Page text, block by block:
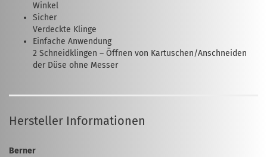
Winkel
Sicher
Verdeckte Klinge
Einfache Anwendung
2 Schneidklingen – Öffnen von Kartuschen/Anschneiden
der Düse ohne Messer
Hersteller Informationen
Berner